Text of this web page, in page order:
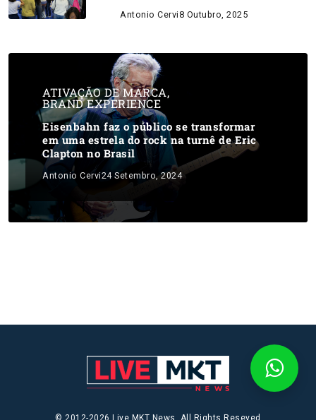
Antonio Cervi8 Outubro, 2025
ATIVAÇÃO DE MARCA,
BRAND EXPERIENCE
Eisenbahn faz o público se transformar
em uma estrela do rock na turnê de Eric
Clapton no Brasil
Antonio Cervi24 Setembro, 2024
© 2012-2026 Live MKT News. All Rights Reseved